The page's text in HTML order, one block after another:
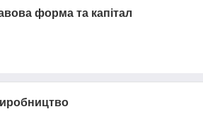
форма та капітал